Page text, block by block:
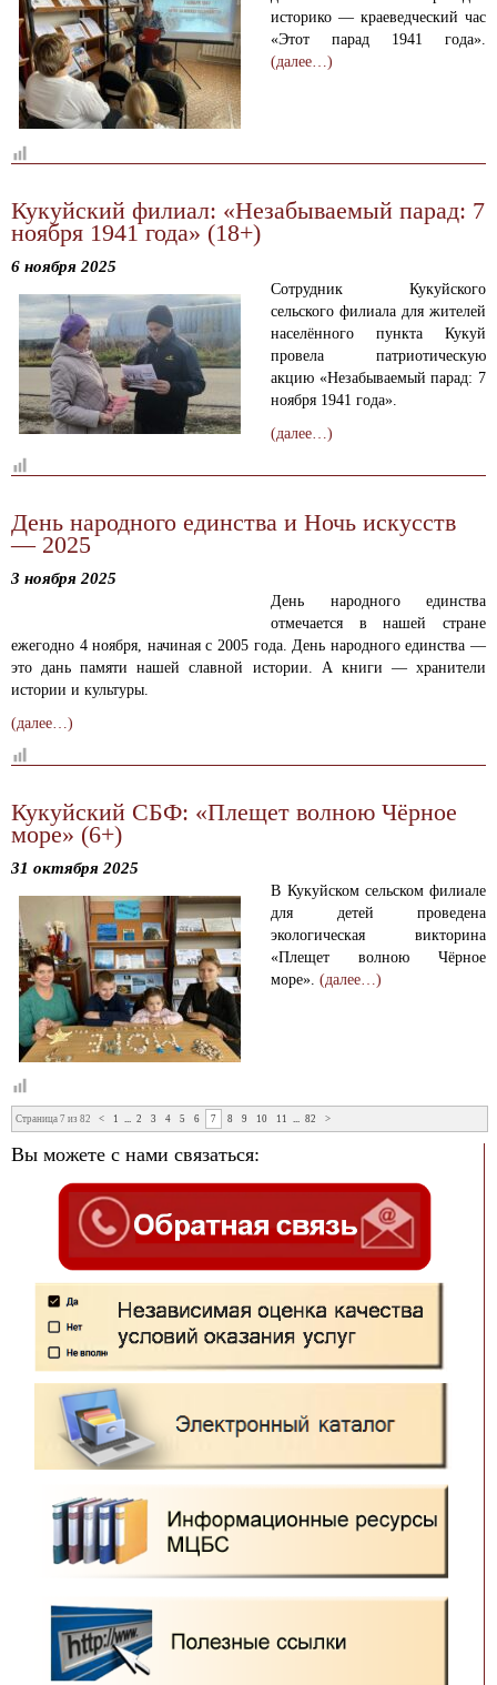
историко — краеведческий час
«Этот парад 1941 года».
(далее…)
Кукуйский филиал: «Незабываемый парад: 7
ноября 1941 года» (18+)
6 ноября 2025
Сотрудник Кукуйского
сельского филиала для жителей
населённого пункта Кукуй
провела патриотическую
акцию «Незабываемый парад: 7
ноября 1941 года».
(далее…)
День народного единства и Ночь искусств
— 2025
3 ноября 2025
День народного единства
отмечается в нашей стране
ежегодно 4 ноября, начиная с 2005 года. День народного единства —
это дань памяти нашей славной истории. А книги — хранители
истории и культуры.
(далее…)
Кукуйский СБФ: «Плещет волною Чёрное
море» (6+)
31 октября 2025
В Кукуйском сельском филиале
для детей проведена
экологическая викторина
«Плещет волною Чёрное
море».(далее…)
Страница 7 из 82 < 1 ... 2 3 4 5 6 7 8 9 10 11 ... 82 >
Вы можете с нами связаться: